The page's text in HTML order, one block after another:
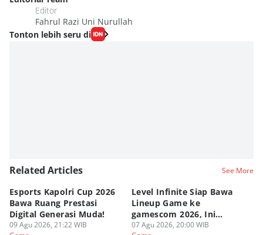
Editor
Fahrul Razi Uni Nurullah
Tonton lebih seru di
Related Articles See More
Esports Kapolri Cup 2026
Bawa Ruang Prestasi
Digital Generasi Muda!
09 Agu 2026, 21:22 WIB
Level Infinite Siap Bawa
Lineup Game ke
gamescom 2026, Ini
Judulnya!
07 Agu 2026, 20:00 WIB